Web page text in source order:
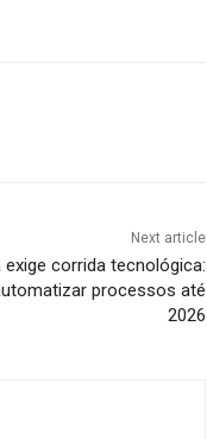
Next article
corrida tecnológica:
processos até
2026